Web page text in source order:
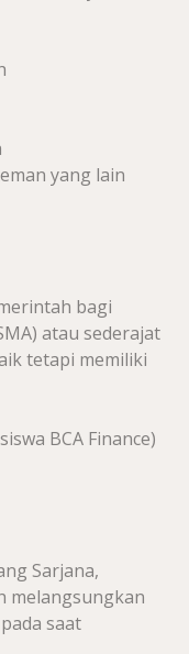
yang lain
bagi
atau sederajat
tetapi memiliki
BCA Finance)
Sarjana,
melangsungkan
saat